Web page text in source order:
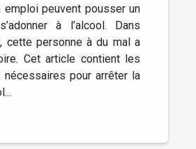
emploi peuvent pousser un
à l’alcool. Dans
cette personne à du mal a
Cet article contient les
nécessaires pour arrêter la